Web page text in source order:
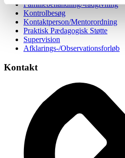
Familiebehandling/-rådgivning
Kontrolbesøg
Kontaktperson/Mentorordning
Praktisk Pædagogisk Støtte
Supervision
Afklarings-/Observationsforløb
Kontakt